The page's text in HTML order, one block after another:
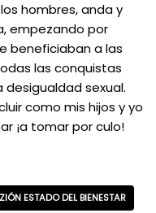
hombres, anda y
empezando por
beneficiaban a las
las conquistas
sexual.
como mis hijos y yo
¡a tomar por culo!
ESTADO DEL BIENESTAR